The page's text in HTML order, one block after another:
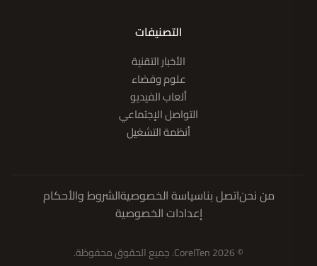
التصنيفات
الأخبار التقنية
علوم وفضاء
ألعاب الفيديو
التواصل الإجتماعي
أنظمة التشغيل
من نحناتصل بناسياسة الخصوصيةالشروط والأحكام
إعدادات الخصوصية
© 2026 CoreITen. جميع الحقوق محفوظة.